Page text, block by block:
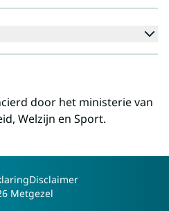
door het ministerie van
Welzijn en Sport.
Disclaimer
Metgezel